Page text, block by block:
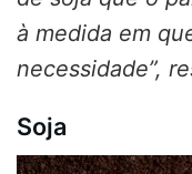
à medida em
necessidade”,
Soja